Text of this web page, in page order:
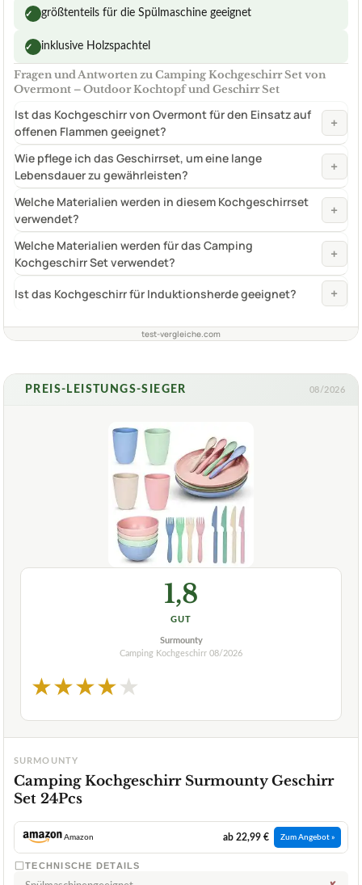
✓ größtenteils für die Spülmaschine geeignet
✓ inklusive Holzspachtel
Fragen und Antworten zu Camping Kochgeschirr Set von
Overmont – Outdoor Kochtopf und Geschirr Set
Ist das Kochgeschirr von Overmont für den Einsatz auf
offenen Flammen geeignet?
+
Wie pflege ich das Geschirrset, um eine lange
Lebensdauer zu gewährleisten?
+
Welche Materialien werden in diesem Kochgeschirrset
verwendet?
+
Welche Materialien werden für das Camping
Kochgeschirr Set verwendet?
+
Ist das Kochgeschirr für Induktionsherde geeignet? +
test-vergleiche.com
PREIS-LEISTUNGS-SIEGER 08/2026
1,8
GUT
Surmounty
Camping Kochgeschirr 08/2026
★★★★★
SURMOUNTY
Camping Kochgeschirr Surmounty Geschirr
Set 24Pcs
Amazon ab 22,99 € Zum Angebot »
TECHNISCHE DETAILS